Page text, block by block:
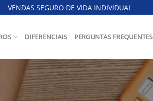
VENDAS SEGURO DE VIDA INDIVIDUAL
DIFERENCIAIS PERGUNTAS FREQUENTES